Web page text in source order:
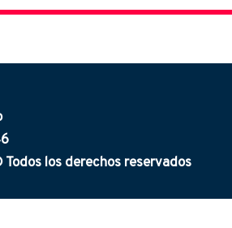
los derechos reservados